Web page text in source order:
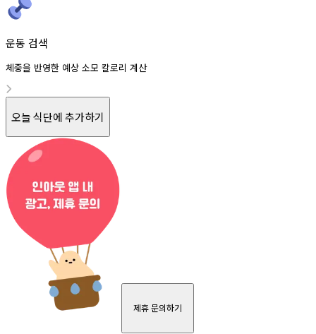
운동 검색
체중을 반영한 예상 소모 칼로리 계산
오늘 식단에 추가하기
제휴 문의하기